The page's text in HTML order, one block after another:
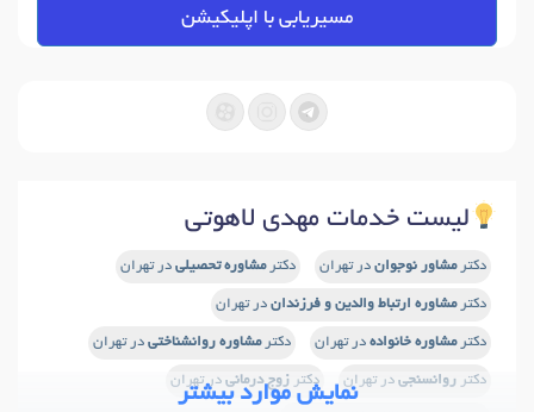
مسیریابی با اپلیکیشن
لیست خدمات مهدی لاهوتی
دکترمشاور نوجوان در تهران دکترمشاوره تحصیلی در تهران
دکترمشاوره ارتباط والدین و فرزندان در تهران
دکترمشاوره خانواده در تهران دکترمشاوره روانشناختی در تهران
دکتر روانسنجی در تهران دکتر زوج درمانی در تهران
نمایش موارد بیشتر